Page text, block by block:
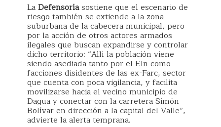
LaDefensoríasostiene que el escenario de
riesgo también se extiende a la zona
suburbana de la cabecera municipal, pero
por la acción de otros actores armados
ilegales que buscan expandirse y controlar
dicho territorio: “Allí la población viene
siendo asediada tanto por el Eln como
facciones disidentes de las ex-Farc, sector
que cuenta con poca vigilancia, y facilita
movilizarse hacia el vecino municipio de
Dagua y conectar con la carretera Simón
Bolívar en dirección a la capital del Valle”,
advierte la alerta temprana.